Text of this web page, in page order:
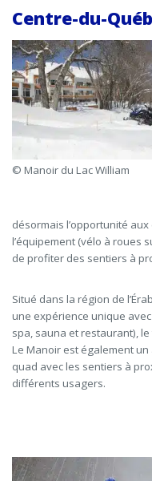
Centre-du-
© Manoir du Lac William
désormais l’opportunité aux
l’équipement (vélo à roues
de profiter des sentiers à
Situé dans la région de
une expérience unique
spa, sauna et restaurant),
Le Manoir est également
quad avec les sentiers à
différents usagers.